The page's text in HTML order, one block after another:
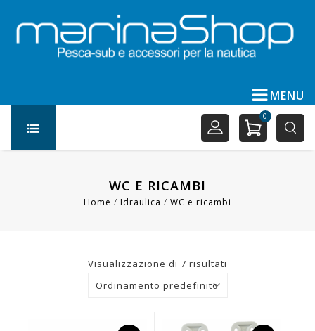
MENU
0
WC E RICAMBI
Home / Idraulica / WC e ricambi
Visualizzazione di 7 risultati
Ordinamento predefinito